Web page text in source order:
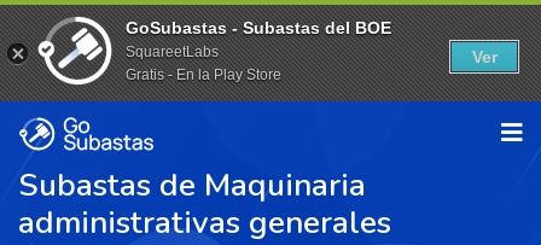
Subastas de Maquinaria
administrativas generales
GoSubastas - Subastas del BOE
SquareetLabs
Gratis - En la Play Store
Ver